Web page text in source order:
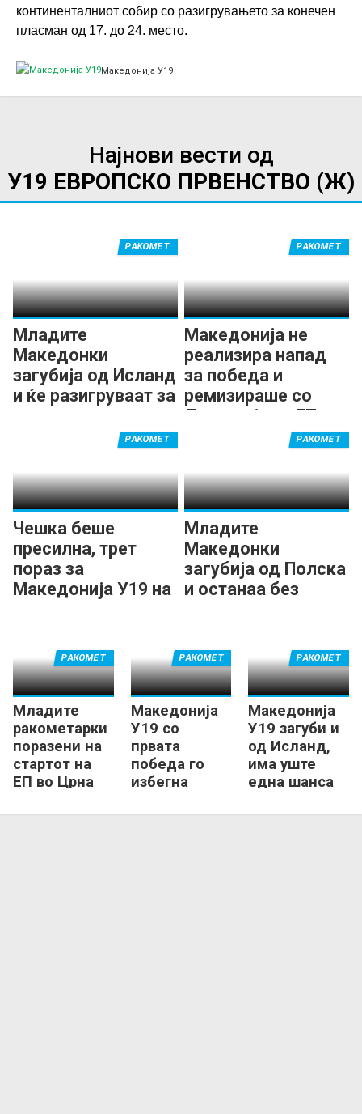
континенталниот собир со разигрувањето за конечен
пласман од 17. до 24. место.
Македонија У19
Најнови вести од
У19 ЕВРОПСКО ПРВЕНСТВО (Ж)
Младите
Македонки
загубија од Исланд
и ќе разигруваат за
РАКОМЕТ
Македонија не
реализира напад
за победа и
ремизираше со
Литванија на ЕП
РАКОМЕТ
Чешка беше
пресилна, трет
пораз за
Македонија У19 на
РАКОМЕТ
Младите
Македонки
загубија од Полска
и останаа без
РАКОМЕТ
Младите
ракометарки
поразени на
стартот на
ЕП во Црна
РАКОМЕТ
Македонија
У19 со
првата
победа го
избегна
место на ЕП
РАКОМЕТ
Македонија
У19 загуби и
од Исланд,
има уште
една шанса
„фенерот“ на
РАКОМЕТ